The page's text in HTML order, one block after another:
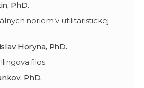
PhD.
noriem v utilitaristickej
Horyna, PhD.
filos
PhD.